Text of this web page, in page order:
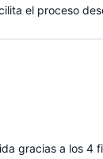
el proceso
gracias a los 4